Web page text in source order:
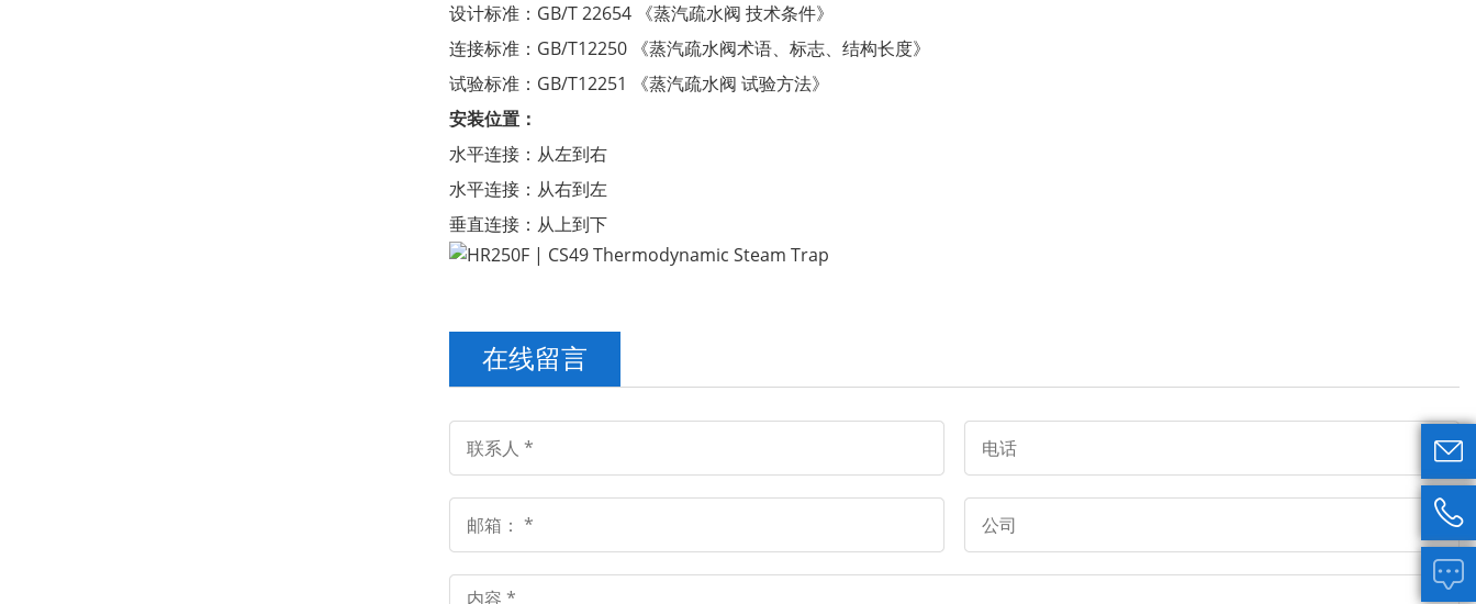
设计标准：GB/T 22654 《蒸汽疏水阀 技术条件》
连接标准：GB/T12250 《蒸汽疏水阀术语、标志、结构长度》
试验标准：GB/T12251 《蒸汽疏水阀 试验方法》
安装位置：
水平连接：从左到右
水平连接：从右到左
垂直连接：从上到下
在线留言


